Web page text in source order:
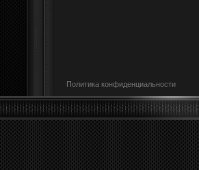
Политика конфиденциальности